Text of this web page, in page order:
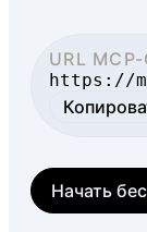
URL
https://
Начать